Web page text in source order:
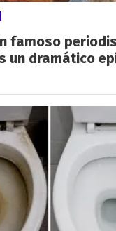
famoso
un dramático